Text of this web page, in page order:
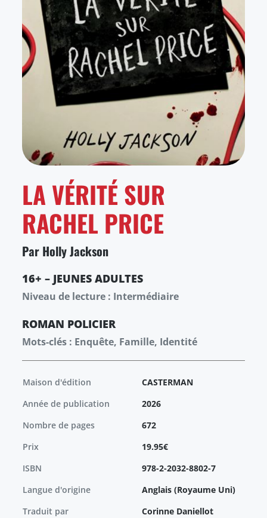
LA VÉRITÉ SUR
RACHEL PRICE
Par Holly Jackson
16+ – JEUNES ADULTES
Niveau de lecture : Intermédiaire
ROMAN POLICIER
Mots-clés : Enquête, Famille, Identité
Maison d'édition
CASTERMAN
Année de publication
2026
Nombre de pages
672
Prix
19.95€
ISBN
978-2-2032-8802-7
Langue d'origine
Anglais (Royaume Uni)
Traduit par
Corinne Daniellot